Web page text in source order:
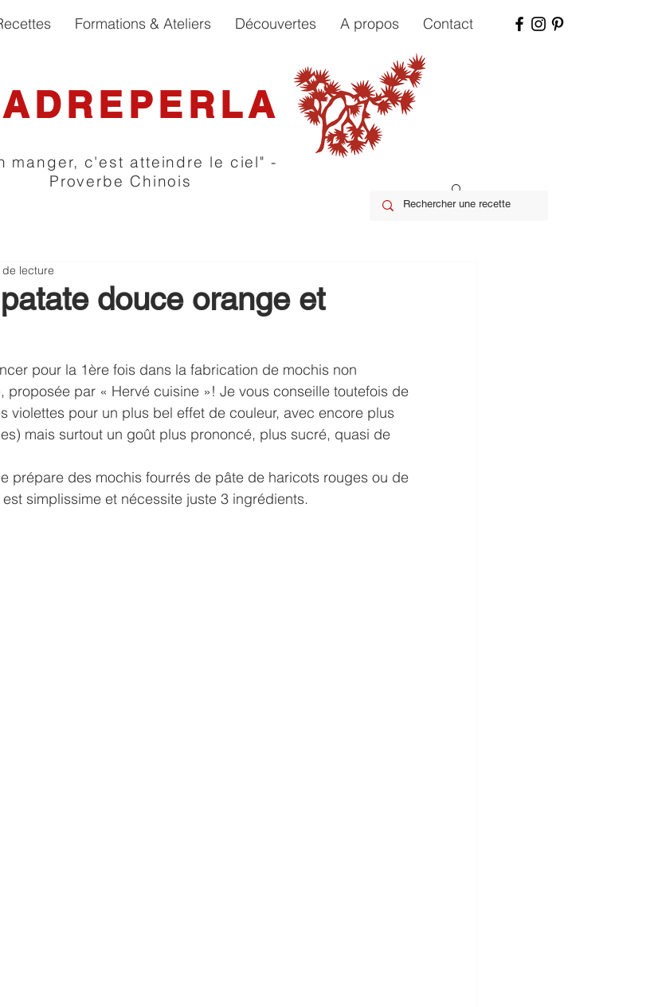
Formations & Ateliers Découvertes A propos Contact
manger, c'est atteindre le ciel" -
Proverbe Chinois
douce orange et
lecture
pour la 1ère fois dans la fabrication de mochis non
par « Hervé cuisine »! Je vous conseille toutefois de
violettes pour un plus bel effet de couleur, avec encore plus
mais surtout un goût plus prononcé, plus sucré, quasi de
prépare des mochis fourrés de pâte de haricots rouges ou de
simplissime et nécessite juste 3 ingrédients.